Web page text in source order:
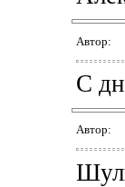
Автор:
С
Автор: